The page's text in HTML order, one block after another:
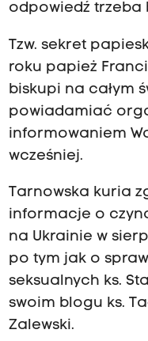
odpowiedź trzeba
Tzw. sekret
roku papież
biskupi na całym
powiadamiać
informowaniem
wcześniej.
Tarnowska kuria
informacje o
na Ukrainie w
po tym jak o
seksualnych ks.
swoim blogu ks.
Zalewski.